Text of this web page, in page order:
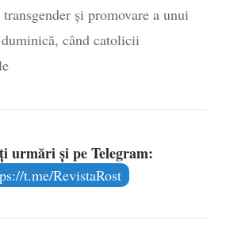
și promovare a unui
când catolicii
urmări și pe Telegram:
t.me/RevistaRost